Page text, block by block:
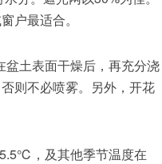
户最适合。
土表面干燥后，再充分浇
则不必喷雾。另外，开花
，及其他季节温度在